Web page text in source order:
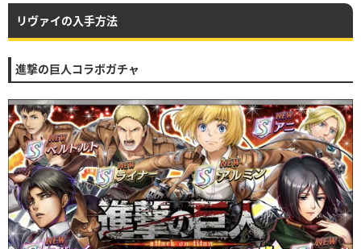
リヴァイの入手方法
進撃の巨人コラボガチャ